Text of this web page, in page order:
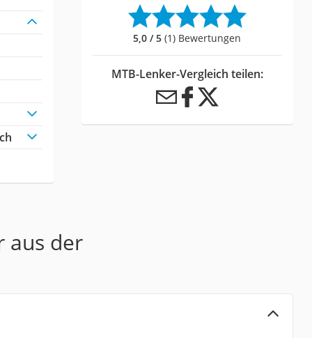
5,0 / 5 (1) Bewertungen
MTB-Lenker-Vergleich teilen:
aus der